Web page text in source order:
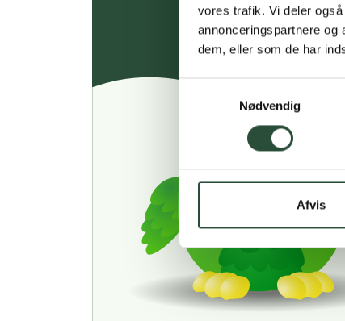
vores trafik. Vi deler
annonceringspartnere og
dem, eller som de har
Nødvendig
Afvis